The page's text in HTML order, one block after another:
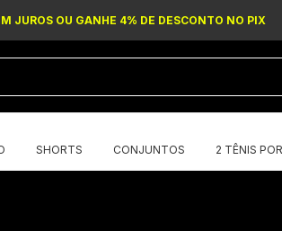
JUROS OU GANHE 4% DE DESCONTO NO PIX
SHORTS CONJUNTOS 2 TÊNIS